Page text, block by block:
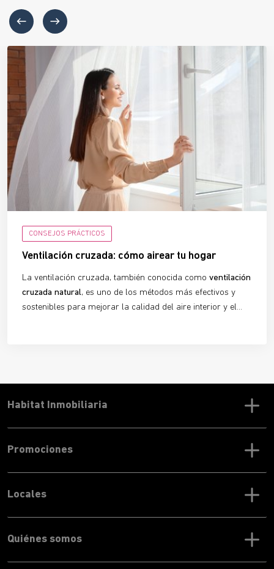
CONSEJOS PRÁCTICOS
Ventilación cruzada: cómo airear tu hogar
La ventilación cruzada, también conocida como ventilación
cruzada natural, es uno de los métodos más efectivos y
sostenibles para mejorar la calidad del aire interior y el
Promociones
Locales
Quiénes somos
Habitat Inmobiliaria